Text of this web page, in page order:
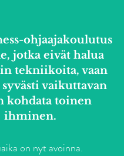
ohjaajakoulutus
jotka eivät halua
tekniikoita, vaan
vaikuttavan
kohdata toinen
ihminen.
on nyt avoinna.